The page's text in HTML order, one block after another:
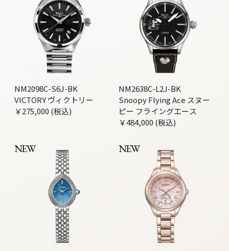
NM2098C-S6J-BK
VICTORY ヴィクトリー
￥275,000 (税込)
NM2638C-L2J-BK
Snoopy Flying Ace スヌー
ピー フライングエース
￥484,000 (税込)
NEW NEW